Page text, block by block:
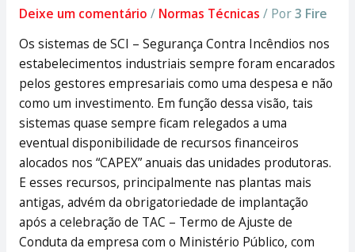
Deixe um comentário / Normas Técnicas / Por3 Fire
Os sistemas de SCI – Segurança Contra Incêndios nos
estabelecimentos industriais sempre foram encarados
pelos gestores empresariais como uma despesa e não
como um investimento. Em função dessa visão, tais
sistemas quase sempre ficam relegados a uma
eventual disponibilidade de recursos financeiros
alocados nos “CAPEX” anuais das unidades produtoras.
E esses recursos, principalmente nas plantas mais
antigas, advém da obrigatoriedade de implantação
após a celebração de TAC – Termo de Ajuste de
Conduta da empresa com o Ministério Público, com